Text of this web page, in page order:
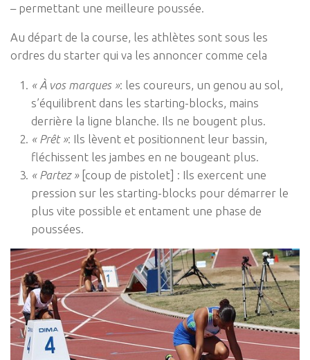
– permettant une meilleure poussée.
Au départ de la course, les athlètes sont sous les
ordres du starter qui va les annoncer comme cela
« À vos marques »: les coureurs, un genou au sol,
s’équilibrent dans les starting-blocks, mains
derrière la ligne blanche. Ils ne bougent plus.
« Prêt »: Ils lèvent et positionnent leur bassin,
fléchissent les jambes en ne bougeant plus.
« Partez » [coup de pistolet] : Ils exercent une
pression sur les starting-blocks pour démarrer le
plus vite possible et entament une phase de
poussées.